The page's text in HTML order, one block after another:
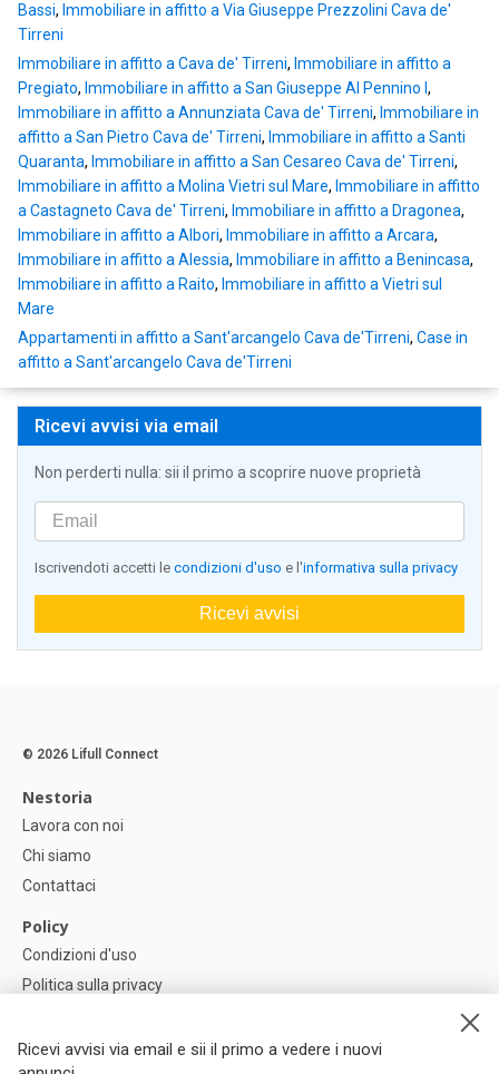
Bassi, Immobiliare in affitto a Via Giuseppe Prezzolini Cava de'
Tirreni
Immobiliare in affitto a Cava de' Tirreni, Immobiliare in affitto a
Pregiato, Immobiliare in affitto a San Giuseppe Al Pennino I ,
Immobiliare in affitto a Annunziata Cava de' Tirreni, Immobiliare in
affitto a San Pietro Cava de' Tirreni, Immobiliare in affitto a Santi
Quaranta, Immobiliare in affitto a San Cesareo Cava de' Tirreni,
Immobiliare in affitto a Molina Vietri sul Mare, Immobiliare in affitto
a Castagneto Cava de' Tirreni, Immobiliare in affitto a Dragonea,
Immobiliare in affitto a Albori, Immobiliare in affitto a Arcara,
Immobiliare in affitto a Alessia, Immobiliare in affitto a Benincasa,
Immobiliare in affitto a Raito, Immobiliare in affitto a Vietri sul
Mare
Appartamenti in affitto a Sant'arcangelo Cava de'Tirreni, Case in
affitto a Sant'arcangelo Cava de'Tirreni
Ricevi avvisi via email
Non perderti nulla: sii il primo a scoprire nuove proprietà
Iscrivendoti accetti le condizioni d'uso e l'informativa sulla privacy
Ricevi avvisi
Ricevi avvisi via email e sii il primo a vedere i nuovi
© 2026 Lifull Connect
Nestoria
Lavora con noi
Chi siamo
Contattaci
Policy
Condizioni d'uso
Politica sulla privacy
Impostazioni dei cookie